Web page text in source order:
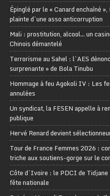
Épinglé par le « Canard enchaîné
plainte d’une asso anticorruption
Mali : prostitution, alcool… un
Chinois démantelé
Terrorisme au Sahel : l’AES
surprenante » de Bola Tinubu
Hommage à feu Agokoli IV : Les
annulées
Un syndicat, la FESEN appelle à
publique
Hervé Renard devient
Tour de France Femmes 2026 :
triche aux soutiens-gorge sur le
Côte d’Ivoire : le PDCI de
fête nationale